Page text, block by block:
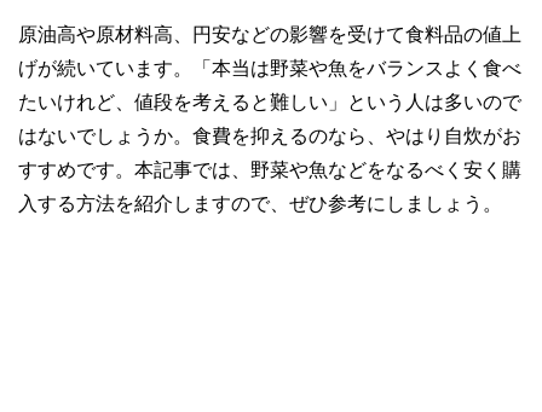
原油高や原材料高、円安などの影響を受けて食料品の値上
げが続いています。「本当は野菜や魚をバランスよく食べ
たいけれど、値段を考えると難しい」という人は多いので
はないでしょうか。食費を抑えるのなら、やはり自炊がお
すすめです。本記事では、野菜や魚などをなるべく安く購
入する方法を紹介しますので、ぜひ参考にしましょう。